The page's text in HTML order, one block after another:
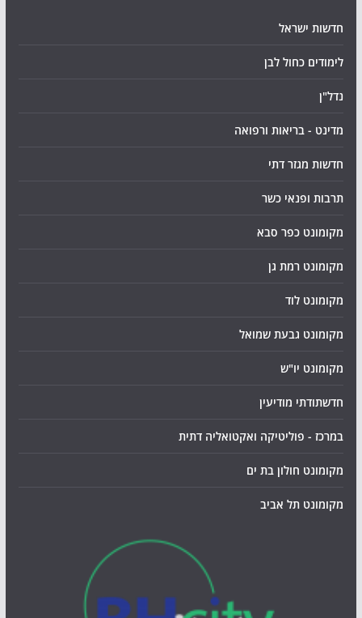
חדשות ישראל
לימודים כחול לבן
נדל"ן
מדינט - בריאות ורפואה
חדשות מגזר דתי
תרבות ופנאי כשר
מקומונט כפר סבא
מקומונט רמת גן
מקומונט לוד
מקומונט גבעת שמואל
מקומונט יו"ש
חדשתודתי מודיעין
במרכז - פוליטיקה ואקטואליה דתית
מקומונט חולון בת ים
מקומונט תל אביב